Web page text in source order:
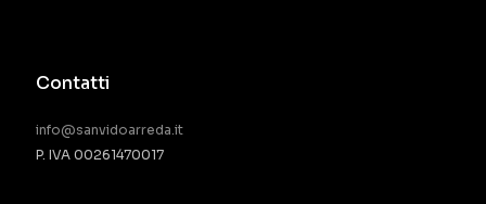
Contatti
info@sanvidoarreda.it
P. IVA 00261470017